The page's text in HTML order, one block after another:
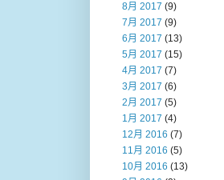
8月 2017 (9)
7月 2017 (9)
6月 2017 (13)
5月 2017 (15)
4月 2017 (7)
3月 2017 (6)
2月 2017 (5)
1月 2017 (4)
12月 2016 (7)
11月 2016 (5)
10月 2016 (13)